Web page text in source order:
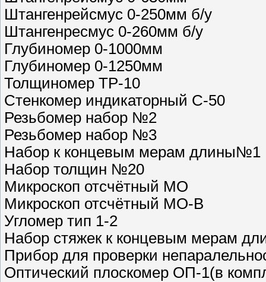
Штангенрейсмус 0-250мм б/у
Штангенресмус 0-260мм б/у
Глубиномер 0-1000мм
Глубиномер 0-1250мм
Толщиномер ТР-10
Стенкомер индикаторный С-50
Резьбомер набор №2
Резьбомер набор №3
Набор к концевым мерам длины№1
Набор толщин №20
Микроскоп отсчётный МО
Микроскоп отсчётный МО-В
Угломер тип 1-2
Набор стяжек к концевым мерам
Прибор для проверки
Оптический плоскомер ОП-1(в